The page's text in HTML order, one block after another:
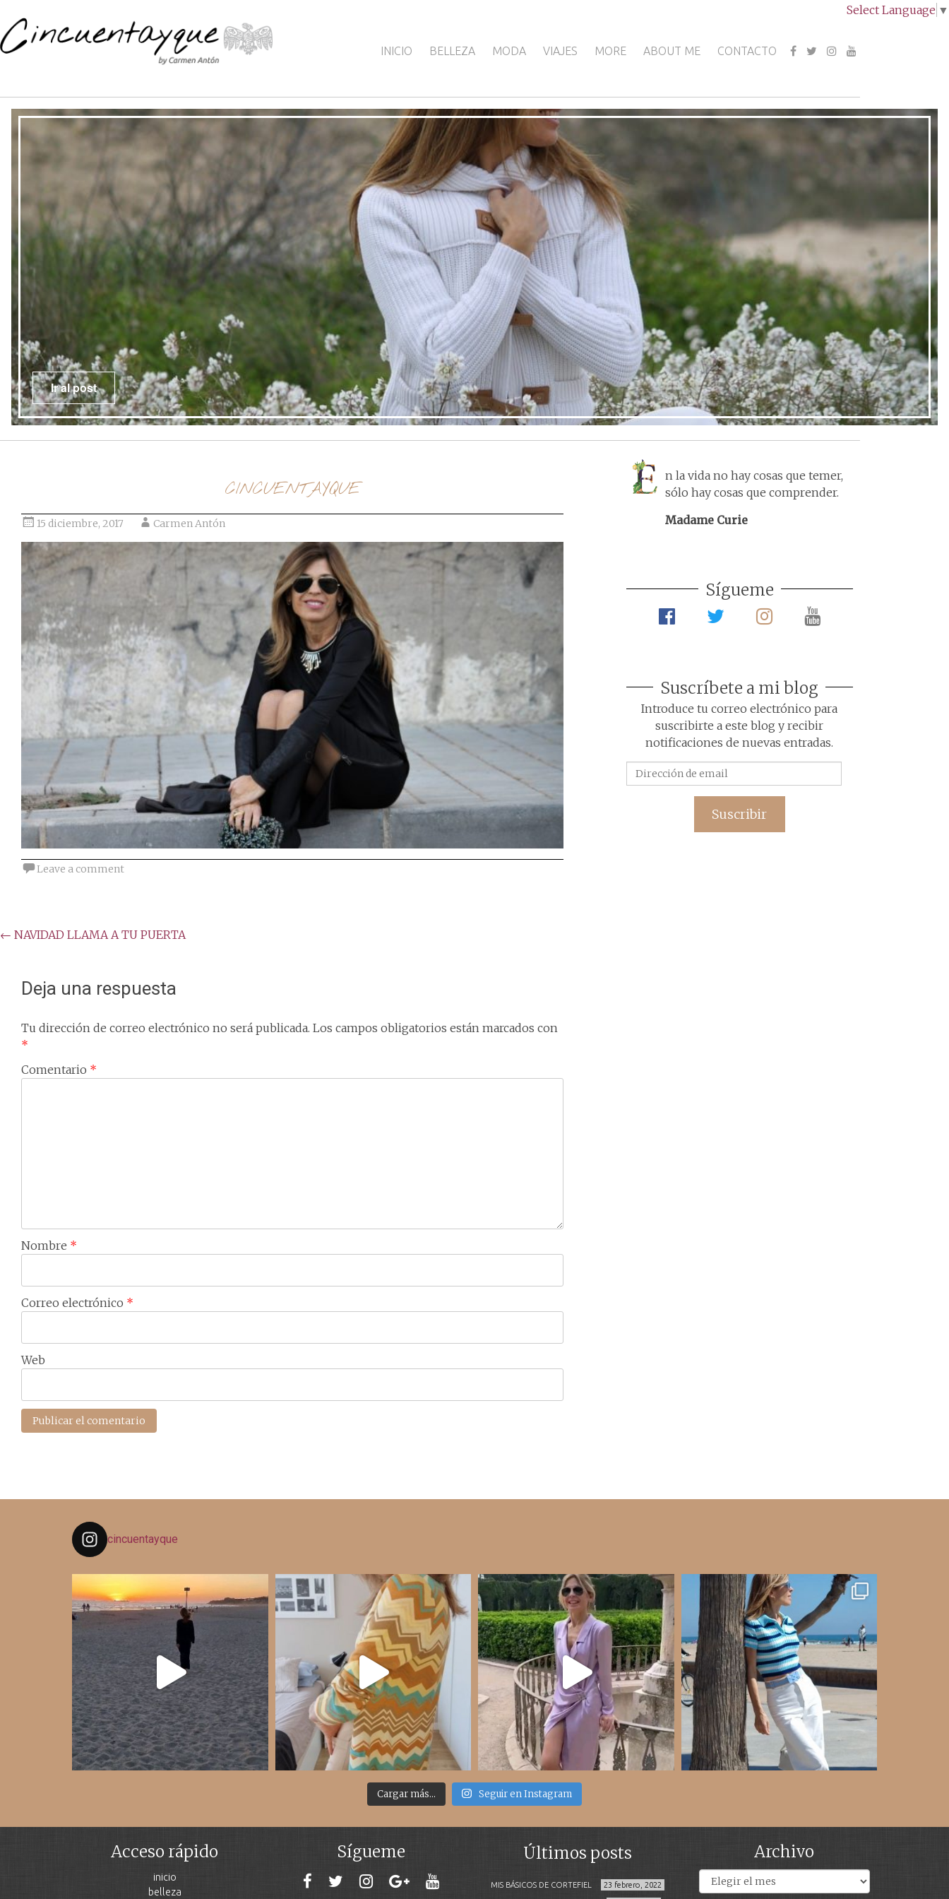
Select Language ▼
INICIO BELLEZA MODA VIAJES MORE ABOUT ME CONTACTO
Ir al post
CINCUENTAYQUE
15 diciembre, 2017 Carmen Antón
Leave a comment
Post
← NAVIDAD LLAMA A TU PUERTA
Deja una respuesta
Tu dirección de correo electrónico no será publicada. Los campos obligatorios están marcados con
*
Comentario *
Nombre *
Correo electrónico *
Web
n la vida no hay cosas que temer,
sólo hay cosas que comprender.
Madame Curie
Sígueme
Suscríbete a mi blog
Introduce tu correo electrónico para
suscribirte a este blog y recibir
notificaciones de nuevas entradas.
de
Suscribir
cincuentayque
Cargar más... Seguir en Instagram
Acceso rápido
inicio
belleza
Sígueme Últimos posts
MIS BÁSICOS DE CORTEFIEL 23 febrero, 2022
Archivo